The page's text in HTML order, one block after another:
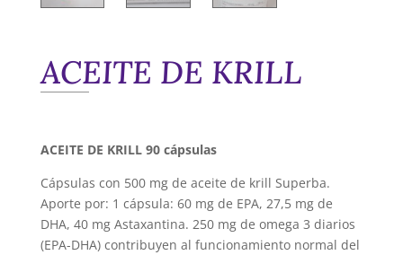
ACEITE DE KRILL
ACEITE DE KRILL 90 cápsulas
Cápsulas con 500 mg de aceite de krill Superba.
Aporte por: 1 cápsula: 60 mg de EPA, 27,5 mg de
DHA, 40 mg Astaxantina. 250 mg de omega 3 diarios
(EPA-DHA) contribuyen al funcionamiento normal del